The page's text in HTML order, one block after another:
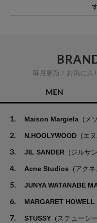
毎月更新！お気に入
MEN
1. Maison Margiela (メ
2. N.HOOLYWOOD (エ
3. JIL SANDER (ジルサ
4. Acne Studios (アク
5. JUNYA WATANABE
6. MARGARET HOWELL
7. STUSSY (ステューシ